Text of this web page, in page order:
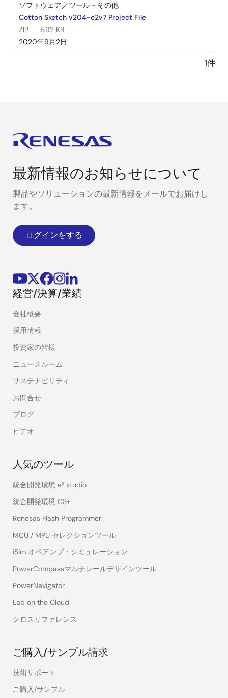
ソフトウェア／ツール－その他
Cotton Sketch v204-e2v7 Project File
ZIP
592 KB
2020年9月2日
1件
最新情報のお知らせについて
製品やソリューションの最新情報をメールでお届けし
ます。
ログインをする
経営/決算/業績
会社概要
採用情報
投資家の皆様
ニュースルーム
サステナビリティ
お問合せ
ブログ
ビデオ
人気のツール
統合開発環境 e² studio
統合開発環境 CS+
Renesas Flash Programmer
MCU / MPU セレクションツール
iSim オペアンプ・シミュレーション
PowerCompassマルチレールデザインツール
PowerNavigator
Lab on the Cloud
クロスリファレンス
ご購入/サンプル請求
技術サポート
ご購入/サンプル